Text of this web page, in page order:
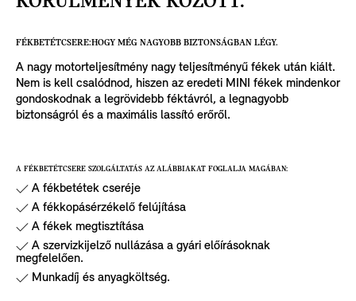
FÉKBETÉTCSERE:HOGY MÉG NAGYOBB BIZTONSÁGBAN LÉGY.
A nagy motorteljesítmény nagy teljesítményű fékek után kiált.
Nem is kell csalódnod, hiszen az eredeti MINI fékek mindenkor
gondoskodnak a legrövidebb féktávról, a legnagyobb
biztonságról és a maximális lassító erőről.
A FÉKBETÉTCSERE SZOLGÁLTATÁS AZ ALÁBBIAKAT FOGLALJA MAGÁBAN:
A fékbetétek cseréje
A fékkopásérzékelő felújítása
A fékek megtisztítása
A szervizkijelző nullázása a gyári előírásoknak
megfelelően.
Munkadíj és anyagköltség.